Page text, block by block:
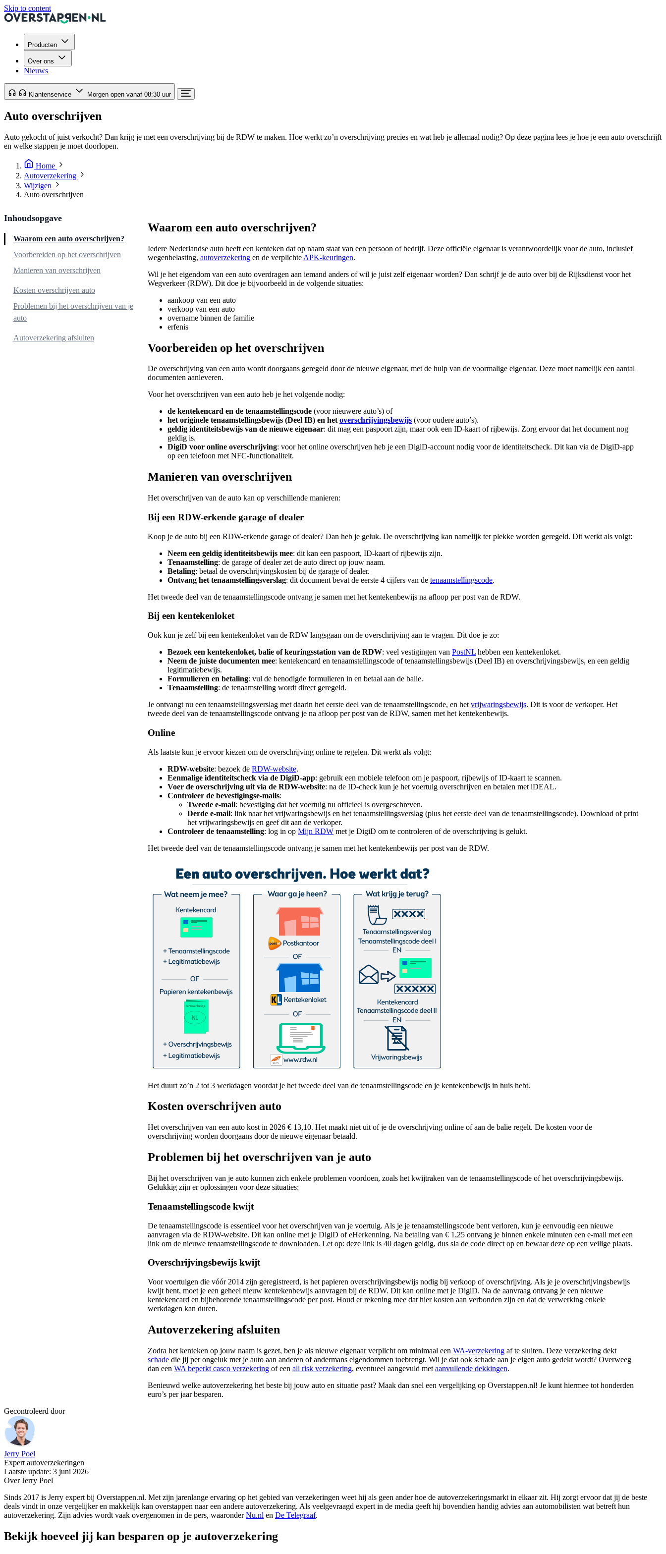
Skip to content
Producten
Over ons
Nieuws
Klantenservice Morgen open vanaf 08:30 uur
Auto overschrijven
Auto gekocht of juist verkocht? Dan krijg je met een overschrijving bij de RDW te maken. Hoe werkt zo’n overschrijving precies en wat heb je allemaal nodig? Op deze pagina lees je hoe je een auto overschrijft
en welke stappen je moet doorlopen.
Home
Autoverzekering
Wijzigen
Auto overschrijven
Inhoudsopgave
Waarom een auto overschrijven?
Voorbereiden op het overschrijven
Manieren van overschrijven
Bij een RDW-erkende garage of dealer
Bij een kentekenloket
Online
Kosten overschrijven auto
Problemen bij het overschrijven van je
auto
Tenaamstellingscode kwijt
Autoverzekering afsluiten
Waarom een auto overschrijven?
Iedere Nederlandse auto heeft een kenteken dat op naam staat van een persoon of bedrijf. Deze officiële eigenaar is verantwoordelijk voor de auto, inclusief
wegenbelasting, autoverzekering en de verplichte APK-keuringen.
Wil je het eigendom van een auto overdragen aan iemand anders of wil je juist zelf eigenaar worden? Dan schrijf je de auto over bij de Rijksdienst voor het
Wegverkeer (RDW). Dit doe je bijvoorbeeld in de volgende situaties:
aankoop van een auto
verkoop van een auto
overname binnen de familie
erfenis
Voorbereiden op het overschrijven
De overschrijving van een auto wordt doorgaans geregeld door de nieuwe eigenaar, met de hulp van de voormalige eigenaar. Deze moet namelijk een aantal
documenten aanleveren.
Voor het overschrijven van een auto heb je het volgende nodig:
de kentekencard en de tenaamstellingscode (voor nieuwere auto’s) of
het originele tenaamstellingsbewijs (Deel IB) en hetoverschrijvingsbewijs (voor oudere auto’s).
geldig identiteitsbewijs van de nieuwe eigenaar: dit mag een paspoort zijn, maar ook een ID-kaart of rijbewijs. Zorg ervoor dat het document nog
geldig is.
DigiD voor online overschrijving: voor het online overschrijven heb je een DigiD-account nodig voor de identiteitscheck. Dit kan via de DigiD-app
op een telefoon met NFC-functionaliteit.
Manieren van overschrijven
Het overschrijven van de auto kan op verschillende manieren:
Bij een RDW-erkende garage of dealer
Koop je de auto bij een RDW-erkende garage of dealer? Dan heb je geluk. De overschrijving kan namelijk ter plekke worden geregeld. Dit werkt als volgt:
Neem een geldig identiteitsbewijs mee: dit kan een paspoort, ID-kaart of rijbewijs zijn.
Tenaamstelling: de garage of dealer zet de auto direct op jouw naam.
Betaling: betaal de overschrijvingskosten bij de garage of dealer.
Ontvang het tenaamstellingsverslag: dit document bevat de eerste 4 cijfers van de tenaamstellingscode.
Het tweede deel van de tenaamstellingscode ontvang je samen met het kentekenbewijs na afloop per post van de RDW.
Bij een kentekenloket
Ook kun je zelf bij een kentekenloket van de RDW langsgaan om de overschrijving aan te vragen. Dit doe je zo:
Bezoek een kentekenloket, balie of keuringsstation van de RDW: veel vestigingen van PostNL hebben een kentekenloket.
Neem de juiste documenten mee: kentekencard en tenaamstellingscode of tenaamstellingsbewijs (Deel IB) en overschrijvingsbewijs, en een geldig
legitimatiebewijs.
Formulieren en betaling: vul de benodigde formulieren in en betaal aan de balie.
Tenaamstelling: de tenaamstelling wordt direct geregeld.
Je ontvangt nu een tenaamstellingsverslag met daarin het eerste deel van de tenaamstellingscode, en het vrijwaringsbewijs. Dit is voor de verkoper. Het
tweede deel van de tenaamstellingscode ontvang je na afloop per post van de RDW, samen met het kentekenbewijs.
Online
Als laatste kun je ervoor kiezen om de overschrijving online te regelen. Dit werkt als volgt:
RDW-website: bezoek de RDW-website.
Eenmalige identiteitscheck via de DigiD-app: gebruik een mobiele telefoon om je paspoort, rijbewijs of ID-kaart te scannen.
Voer de overschrijving uit via de RDW-website: na de ID-check kun je het voertuig overschrijven en betalen met iDEAL.
Controleer de bevestigingse-mails:
Tweede e-mail: bevestiging dat het voertuig nu officieel is overgeschreven.
Derde e-mail: link naar het vrijwaringsbewijs en het tenaamstellingsverslag (plus het eerste deel van de tenaamstellingscode). Download of print
het vrijwaringsbewijs en geef dit aan de verkoper.
Controleer de tenaamstelling: log in op Mijn RDW met je DigiD om te controleren of de overschrijving is gelukt.
Het tweede deel van de tenaamstellingscode ontvang je samen met het kentekenbewijs per post van de RDW.
Het duurt zo’n 2 tot 3 werkdagen voordat je het tweede deel van de tenaamstellingscode en je kentekenbewijs in huis hebt.
Kosten overschrijven auto
Het overschrijven van een auto kost in 2026 € 13,10. Het maakt niet uit of je de overschrijving online of aan de balie regelt. De kosten voor de
overschrijving worden doorgaans door de nieuwe eigenaar betaald.
Problemen bij het overschrijven van je auto
Bij het overschrijven van je auto kunnen zich enkele problemen voordoen, zoals het kwijtraken van de tenaamstellingscode of het overschrijvingsbewijs.
Gelukkig zijn er oplossingen voor deze situaties:
Tenaamstellingscode kwijt
De tenaamstellingscode is essentieel voor het overschrijven van je voertuig. Als je je tenaamstellingscode bent verloren, kun je eenvoudig een nieuwe
aanvragen via de RDW-website. Dit kan online met je DigiD of eHerkenning. Na betaling van € 1,25 ontvang je binnen enkele minuten een e-mail met een
link om de nieuwe tenaamstellingscode te downloaden. Let op: deze link is 40 dagen geldig, dus sla de code direct op en bewaar deze op een veilige plaats.
Overschrijvingsbewijs kwijt
Voor voertuigen die vóór 2014 zijn geregistreerd, is het papieren overschrijvingsbewijs nodig bij verkoop of overschrijving. Als je je overschrijvingsbewijs
kwijt bent, moet je een geheel nieuw kentekenbewijs aanvragen bij de RDW. Dit kan online met je DigiD. Na de aanvraag ontvang je een nieuwe
kentekencard en bijbehorende tenaamstellingscode per post. Houd er rekening mee dat hier kosten aan verbonden zijn en dat de verwerking enkele
werkdagen kan duren.
Autoverzekering afsluiten
Zodra het kenteken op jouw naam is gezet, ben je als nieuwe eigenaar verplicht om minimaal een WA-verzekering af te sluiten. Deze verzekering dekt
schade die jij per ongeluk met je auto aan anderen of andermans eigendommen toebrengt. Wil je dat ook schade aan je eigen auto gedekt wordt? Overweeg
dan een WA beperkt casco verzekering of een all risk verzekering, eventueel aangevuld met aanvullende dekkingen.
Benieuwd welke autoverzekering het beste bij jouw auto en situatie past? Maak dan snel een vergelijking op Overstappen.nl! Je kunt hiermee tot honderden
euro’s per jaar besparen.
Gecontroleerd door
Jerry Poel
Expert autoverzekeringen
Laatste update: 3 juni 2026
Over Jerry Poel
Sinds 2017 is Jerry expert bij Overstappen.nl. Met zijn jarenlange ervaring op het gebied van verzekeringen weet hij als geen ander hoe de autoverzekeringsmarkt in elkaar zit. Hij zorgt ervoor dat jij de beste
deals vindt in onze vergelijker en makkelijk kan overstappen naar een andere autoverzekering. Als veelgevraagd expert in de media geeft hij bovendien handig advies aan automobilisten wat betreft hun
autoverzekering. Zijn advies wordt vaak overgenomen in de pers, waaronderNu.nl en De Telegraaf.
Bekijk hoeveel jij kan besparen op je autoverzekering